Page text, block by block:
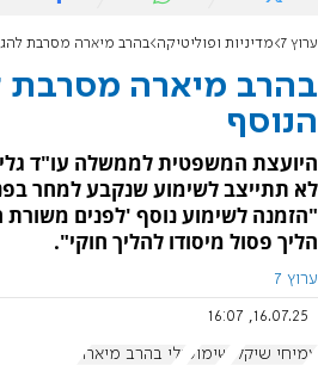
ערוץ 7 מדיניות ופוליטיקה בהרב מיארה מסרבת
בהרב מיארה מסרבת
הנוסף
היועצת המשפטית לממשלה עו"ד
לא תתייצב לשימוע שנקבע למחר
"הזמנה לשימוע נוסף 'לפנים משורת
הליך פסול מיסודו להליך חוקי".
ערוץ 7
16.07.25, 16:07
עמיחי שיקלי שימוע גלי בהרב מיארה